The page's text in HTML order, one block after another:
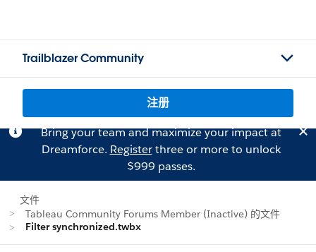
Trailblazer Community
注册
Bring your team and maximize your impact at
Dreamforce. Registerthree or more to unlock
$999 passes.
文件
Tableau Community Forums Member (Inactive) 的文件
Filter synchronized.twbx